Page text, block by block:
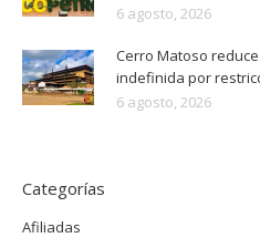
6 agosto, 2026
Cerro Matoso
indefinida por
6 agosto, 2026
Categorías
Afiliadas